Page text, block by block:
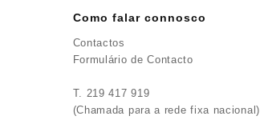
Como falar connosco
Contactos
Formulário de Contacto
T. 219 417 919
(Chamada para a rede fixa nacional)